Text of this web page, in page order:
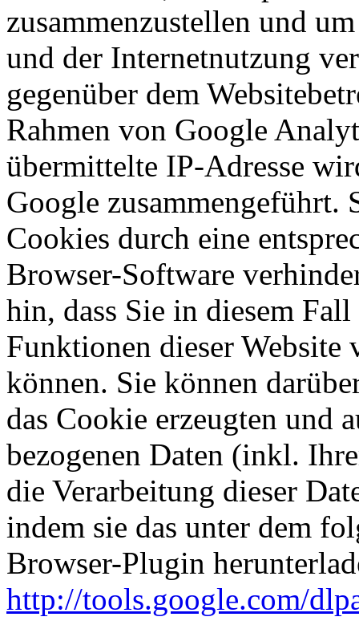
zusammenzustellen und
und der Internetnutzung
gegenüber dem
Rahmen von Google
übermittelte IP-Adresse
Google zusammengeführt.
Cookies durch eine
Browser-Software
hin, dass Sie in diesem
Funktionen dieser
können. Sie können
das Cookie erzeugten und
bezogenen Daten (inkl.
die Verarbeitung dieser
indem sie das unter dem
Browser-Plugin
http://tools.google.com/